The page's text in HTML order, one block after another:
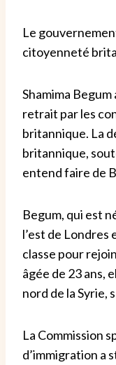
Le
citoyenneté
Shamima
retrait par les
britannique. La
britannique,
entend faire de
Begum, qui est
l’est de Londres
classe pour
âgée de 23 ans,
nord de la Syrie,
La Commission
d’immigration a